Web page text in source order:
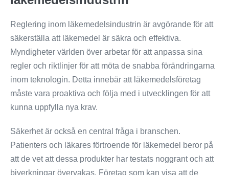
Reglering inom läkemedelsindustrin är avgörande för att
säkerställa att läkemedel är säkra och effektiva.
Myndigheter världen över arbetar för att anpassa sina
regler och riktlinjer för att möta de snabba förändringarna
inom teknologin. Detta innebär att läkemedelsföretag
måste vara proaktiva och följa med i utvecklingen för att
kunna uppfylla nya krav.
Säkerhet är också en central fråga i branschen.
Patienters och läkares förtroende för läkemedel beror på
att de vet att dessa produkter har testats noggrant och att
biverkningar övervakas. Företag som kan visa att de